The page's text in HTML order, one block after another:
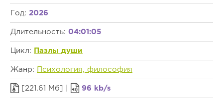
Год: 2026
Длительность: 04:01:05
Цикл: Пазлы души
Жанр: Психология, философия
[221.61 Мб] | 96 kb/s